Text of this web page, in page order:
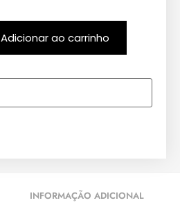
Adicionar ao carrinho
INFORMAÇÃO ADICIONAL